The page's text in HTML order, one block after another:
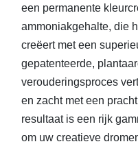
een permanente
ammoniakgehalte, die
creëert met een
gepatenteerde,
verouderingsproces
en zacht met een
resultaat is een rijk
om uw creatieve